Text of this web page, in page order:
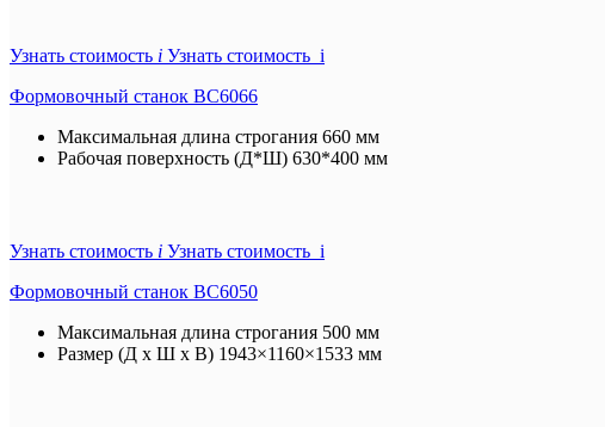
Узнать стоимость i Узнать стоимость i
Формовочный станок BC6066
Максимальная длина строгания 660 мм
Рабочая поверхность (Д*Ш) 630*400 мм
Узнать стоимость i Узнать стоимость i
Формовочный станок BC6050
Максимальная длина строгания 500 мм
Размер (Д x Ш x В) 1943×1160×1533 мм